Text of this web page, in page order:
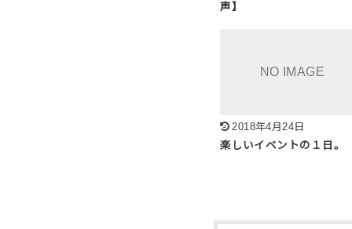
声】
2018年4月24日
楽しいイベントの１日。